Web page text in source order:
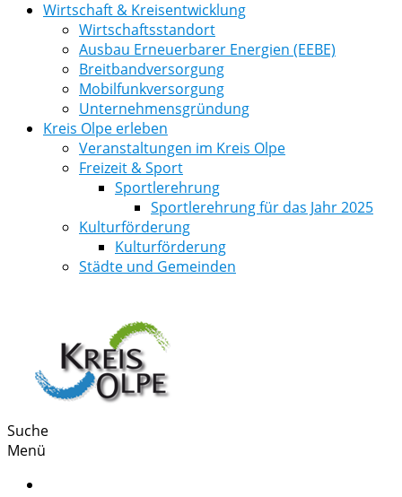
Wirtschaft & Kreisentwicklung
Wirtschaftsstandort
Ausbau Erneuerbarer Energien (EEBE)
Breitbandversorgung
Mobilfunkversorgung
Unternehmensgründung
Kreis Olpe erleben
Veranstaltungen im Kreis Olpe
Freizeit & Sport
Sportlerehrung
Sportlerehrung für das Jahr 2025
Kulturförderung
Kulturförderung
Städte und Gemeinden
Suche
Menü